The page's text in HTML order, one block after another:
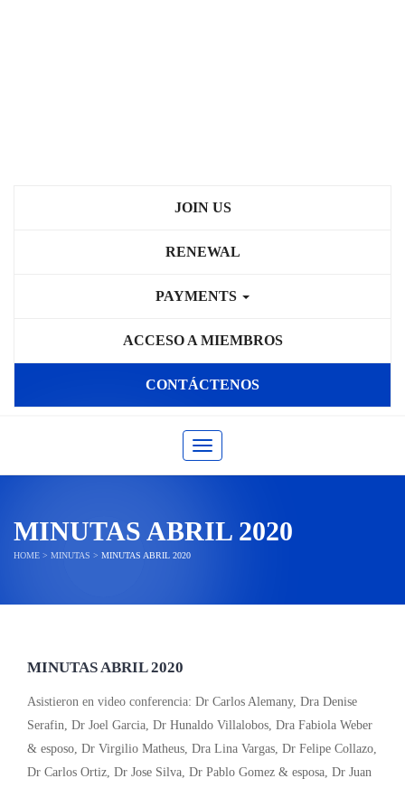
JOIN US
RENEWAL
PAYMENTS
ACCESO A MIEMBROS
CONTÁCTENOS
Toggle navigation
MINUTAS ABRIL 2020
HOME > MINUTAS > MINUTAS ABRIL 2020
MINUTAS ABRIL 2020
Asistieron en video conferencia: Dr Carlos Alemany, Dra Denise
Serafin, Dr Joel Garcia, Dr Hunaldo Villalobos, Dra Fabiola Weber
& esposo, Dr Virgilio Matheus, Dra Lina Vargas, Dr Felipe Collazo,
Dr Carlos Ortiz, Dr Jose Silva, Dr Pablo Gomez & esposa, Dr Juan